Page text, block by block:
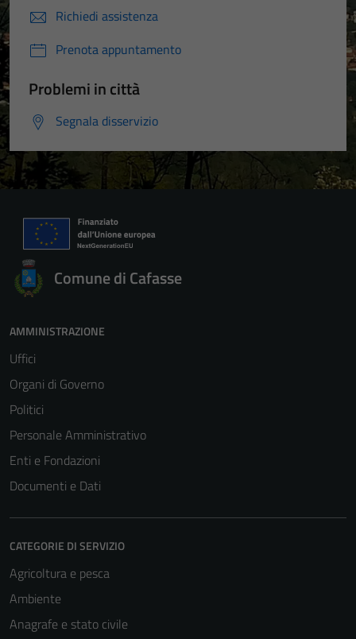
Richiedi assistenza
Prenota appuntamento
Problemi in città
Segnala disservizio
Comune di Cafasse
AMMINISTRAZIONE
Uffici
Organi di Governo
Politici
Personale Amministrativo
Enti e Fondazioni
Documenti e Dati
CATEGORIE DI SERVIZIO
Agricoltura e pesca
Ambiente
Anagrafe e stato civile